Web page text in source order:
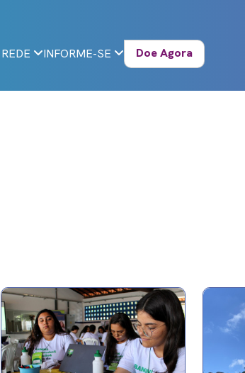
INFORME-SE Doe Agora